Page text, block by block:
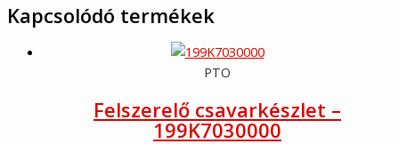
Kapcsolódó termékek
PTO
Felszerelő csavarkészlet –
199K7030000